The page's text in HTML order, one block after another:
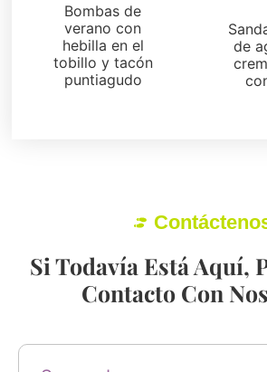
Bombas de
verano con
hebilla en el
tobillo y tacón
puntiagudo
de
Si Todavía Está Aquí,
Contacto Con